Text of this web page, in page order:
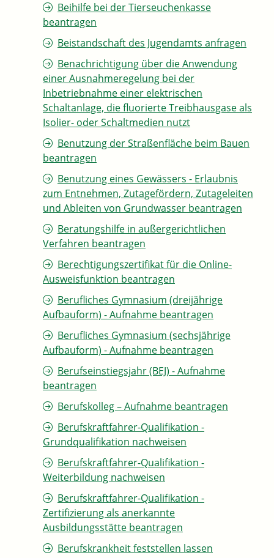
Beihilfe bei der Tierseuchenkasse
beantragen
Beistandschaft des Jugendamts anfragen
Benachrichtigung über die Anwendung
einer Ausnahmeregelung bei der
Inbetriebnahme einer elektrischen
Schaltanlage, die fluorierte Treibhausgase als
Isolier- oder Schaltmedien nutzt
Benutzung der Straßenfläche beim Bauen
beantragen
Benutzung eines Gewässers - Erlaubnis
zum Entnehmen, Zutagefördern, Zutageleiten
und Ableiten von Grundwasser beantragen
Beratungshilfe in außergerichtlichen
Verfahren beantragen
Berechtigungszertifikat für die Online-
Ausweisfunktion beantragen
Berufliches Gymnasium (dreijährige
Aufbauform) - Aufnahme beantragen
Berufliches Gymnasium (sechsjährige
Aufbauform) - Aufnahme beantragen
Berufseinstiegsjahr (BEJ) - Aufnahme
beantragen
Berufskolleg – Aufnahme beantragen
Berufskraftfahrer-Qualifikation -
Grundqualifikation nachweisen
Berufskraftfahrer-Qualifikation -
Weiterbildung nachweisen
Berufskraftfahrer-Qualifikation -
Zertifizierung als anerkannte
Ausbildungsstätte beantragen
Berufskrankheit feststellen lassen